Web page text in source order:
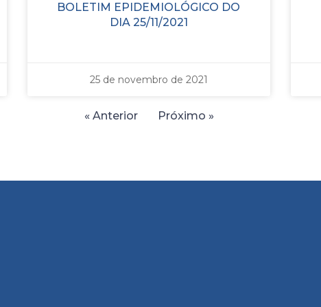
BOLETIM EPIDEMIOLÓGICO DO
DIA 25/11/2021
25 de novembro de 2021
« Anterior Próximo »